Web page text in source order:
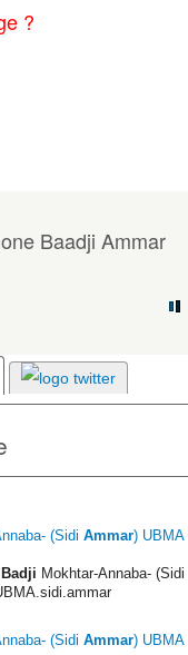
?
Baadji Ammar
(Sidi Ammar) UBMA
Badji Mokhtar-Annaba- (Sidi
(Sidi Ammar) UBMA